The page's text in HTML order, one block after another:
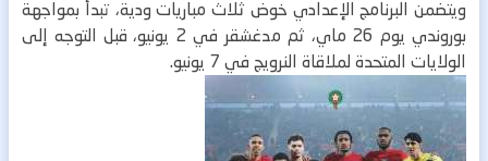
ويتضمن البرنامج الإعدادي خوض ثلاث مباريات ودية، تبدأ بمواجهة
بوروندي يوم 26 ماي، ثم مدغشقر في 2 يونيو، قبل التوجه إلى
الولايات المتحدة لملاقاة النرويج في 7 يونيو.